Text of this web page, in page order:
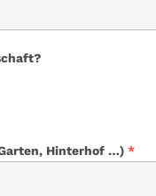
Hinterhof …) *